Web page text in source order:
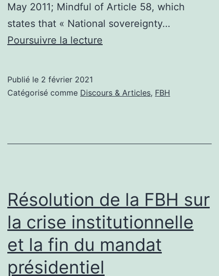
May 2011; Mindful of Article 58, which
states that « National sovereignty…
Poursuivre la lecture
Haitian
Publié le 2 février 2021
Catégorisé comme Discours & Articles, FBH
Résolution de la FBH sur
la crise institutionnelle
et la fin du mandat
présidentiel